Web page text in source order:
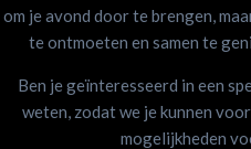
om je avond door te brengen,
te ontmoeten en samen te
Ben je geïnteresseerd in een
weten, zodat we je kunnen
mogelijkheden